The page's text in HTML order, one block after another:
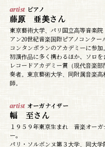
artist ピアノ
藤原 亜美さん
東京藝術大学、パリ国立高等音楽
アン20世紀音楽国際ピアノコンク
コンタンポランのアカデミーに参
初演作品に多く携わるほか、ソロを
レコードアカデミー賞（現代音楽
奏者。東京藝術大学、同附属音楽
師。
artist オーガナイザー
幅 至さん
１９５９年東京生まれ 音楽オーガ
ー。
パリ・ソルボンヌ第３大学、同大